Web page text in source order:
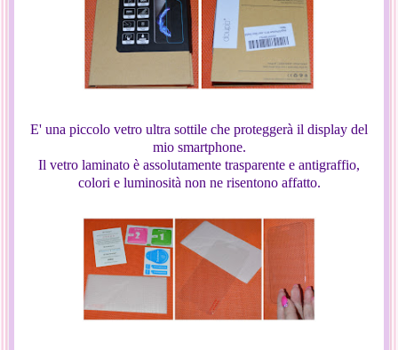
E' una piccolo vetro ultra sottile che proteggerà il display del
mio smartphone.
Il vetro laminato è assolutamente trasparente e antigraffio,
colori e luminosità non ne risentono affatto.